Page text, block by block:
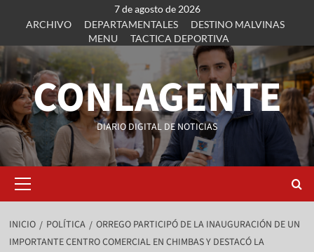
7 de agosto de 2026
ARCHIVO
DEPARTAMENTALES
DESTINO MALVINAS
MENU
TACTICA DEPORTIVA
CONLAGENTE
DIARIO DIGITAL DE NOTICIAS
INICIO POLÍTICA
ORREGO PARTICIPÓ DE LA INAUGURACIÓN DE UN
IMPORTANTE CENTRO COMERCIAL EN CHIMBAS Y DESTACÓ LA